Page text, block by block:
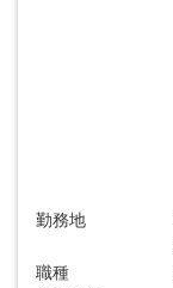
勤務地
職種